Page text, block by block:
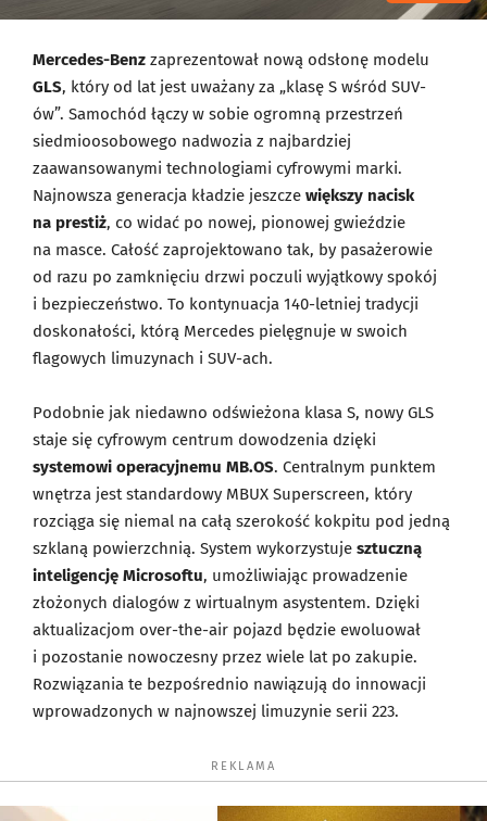
Mercedes-Benz zaprezentował nową odsłonę modelu
GLS, który od lat jest uważany za „klasę S wśród SUV-
ów”. Samochód łączy w sobie ogromną przestrzeń
siedmioosobowego nadwozia z najbardziej
zaawansowanymi technologiami cyfrowymi marki.
Najnowsza generacja kładzie jeszcze większy nacisk
na prestiż, co widać po nowej, pionowej gwieździe
na masce. Całość zaprojektowano tak, by pasażerowie
od razu po zamknięciu drzwi poczuli wyjątkowy spokój
i bezpieczeństwo. To kontynuacja 140-letniej tradycji
doskonałości, którą Mercedes pielęgnuje w swoich
flagowych limuzynach i SUV-ach.
Podobnie jak niedawno odświeżona klasa S, nowy GLS
staje się cyfrowym centrum dowodzenia dzięki
systemowi operacyjnemu MB.OS. Centralnym punktem
wnętrza jest standardowy MBUX Superscreen, który
rozciąga się niemal na całą szerokość kokpitu pod jedną
szklaną powierzchnią. System wykorzystuje sztuczną
inteligencję Microsoftu, umożliwiając prowadzenie
złożonych dialogów z wirtualnym asystentem. Dzięki
aktualizacjom over-the-air pojazd będzie ewoluował
i pozostanie nowoczesny przez wiele lat po zakupie.
Rozwiązania te bezpośrednio nawiązują do innowacji
wprowadzonych w najnowszej limuzynie serii 223.
REKLAMA